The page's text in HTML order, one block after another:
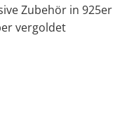
Zubehör in 925er
vergoldet